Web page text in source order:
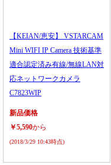
【KEIAN/恵安】 VSTARCAM
Mini WIFI IP Camera 技術基準
適合認定済み有線/無線LAN対
応ネットワークカメラ
C7823WIP
新品価格
￥5,590から
(2018/3/29 10:43時点)